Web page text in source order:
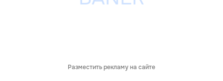
Разместить рекламу на сайте